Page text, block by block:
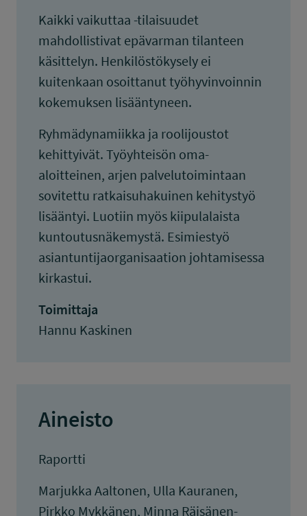
Kaikki vaikuttaa -tilaisuudet
mahdollistivat epävarman tilanteen
käsittelyn. Henkilöstökysely ei
kuitenkaan osoittanut työhyvinvoinnin
kokemuksen lisääntyneen.
Ryhmädynamiikka ja roolijoustot
kehittyivät. Työyhteisön oma-
aloitteinen, arjen palvelutoimintaan
sovitettu ratkaisuhakuinen kehitystyö
lisääntyi. Luotiin myös kiipulalaista
kuntoutusnäkemystä. Esimiestyö
asiantuntijaorganisaation johtamisessa
kirkastui.
Toimittaja
Hannu Kaskinen
Aineisto
Raportti
Marjukka Aaltonen, Ulla Kauranen,
Pirkko Mykkänen, Minna Räisänen-